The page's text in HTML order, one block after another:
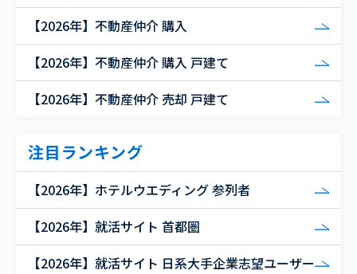
【2026年】不動産仲介 購入
【2026年】不動産仲介 購入 戸建て
【2026年】不動産仲介 売却 戸建て
注目ランキング
【2026年】ホテルウエディング 参列者
【2026年】就活サイト 首都圏
【2026年】就活サイト 日系大手企業志望ユーザー